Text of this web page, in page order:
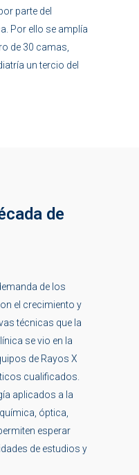
parte del
Por ello se amplía
de 30 camas,
un tercio del
de
de los
el crecimiento y
técnicas que la
se vio en la
de Rayos X
cualificados.
aplicados a la
óptica,
esperar
de estudios y